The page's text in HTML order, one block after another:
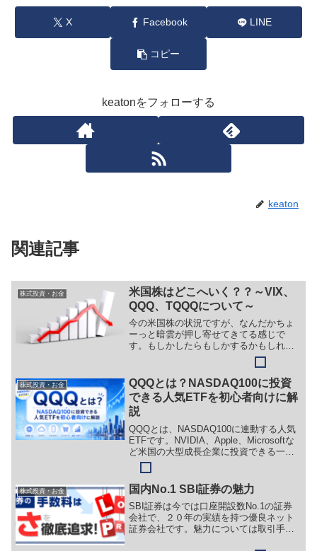
X Facebook LINE
コピー
keatonをフォローする
keaton
関連記事
株式投資・お金
米国株はどこへいく？？～VIX、
QQQ、TQQQについて～
今の米国株の状況ですが、なんだかちょ
ーっと暗雲が押し寄せてきてる感じで
す。もしかしたらもしかするかもしれま
株式投資・お金
QQQとは？NASDAQ100に投資
できる人気ETFを初心者向けに解
説
QQQとは、NASDAQ100に連動する人気
ETFです。NVIDIA、Apple、Microsoftな
ど米国の大型成長企業に投資できる一
方、値動きの大きさには注意も必要で
す。組み入れ上位10銘柄、セクター構
成、銘柄の選定基準、新NISAでの使い方
を初心者向けに解説します。
株式投資・お金 国内No.1 SBI証券の魅力
SBI証券は今では口座開設数No.1の証券
会社で、２０年の実績を持つ優良ネット
証券会社です。魅力については取引手数